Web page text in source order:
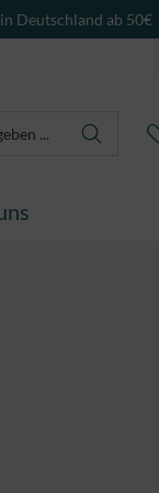
Deutschland ab 50€